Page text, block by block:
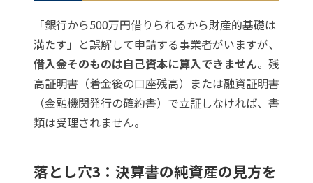
「銀行から500万円借りられるから財産的基礎は
満たす」と誤解して申請する事業者がいますが、
借入金そのものは自己資本に算入できません。残
高証明書（着金後の口座残高）または融資証明書
（金融機関発行の確約書）で立証しなければ、書
類は受理されません。
落とし穴3：決算書の純資産の見方を